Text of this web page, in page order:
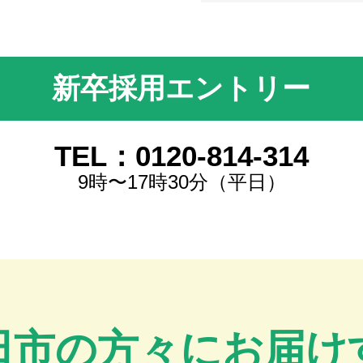
新卒採用エントリー
TEL：0120-814-314
9時〜17時30分（平日）
市の方々にお届け